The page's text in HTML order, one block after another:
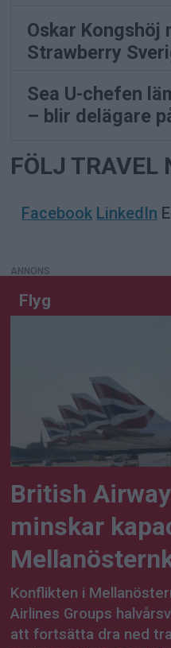
Oskar Kongshöj
Strawberry
Sea U-chefen
– blir delägare
FÖLJ TRAVEL
Facebook LinkedIn
ANNONS
Flyg
British
minskar
Konflikten i
Airlines Groups
att fortsätta dra ned